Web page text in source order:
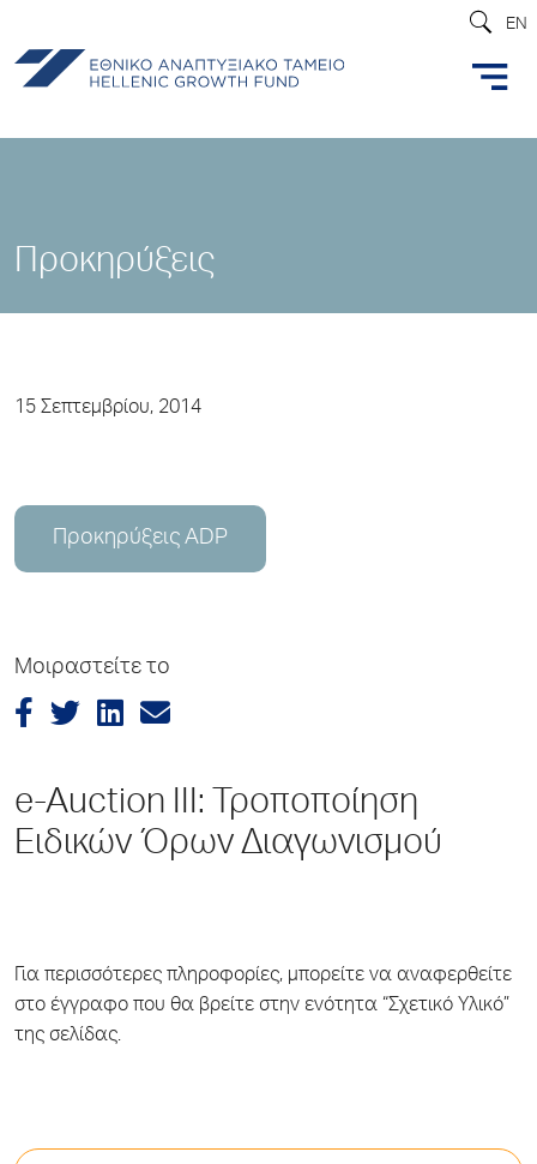
EN
Προκηρύξεις
15 Σεπτεμβρίου, 2014
Προκηρύξεις ADP
Μοιραστείτε το
e-Auction III: Τροποποίηση
Ειδικών Όρων Διαγωνισμού
Για περισσότερες πληροφορίες, μπορείτε να αναφερθείτε
στο έγγραφο που θα βρείτε στην ενότητα “Σχετικό Υλικό”
της σελίδας.